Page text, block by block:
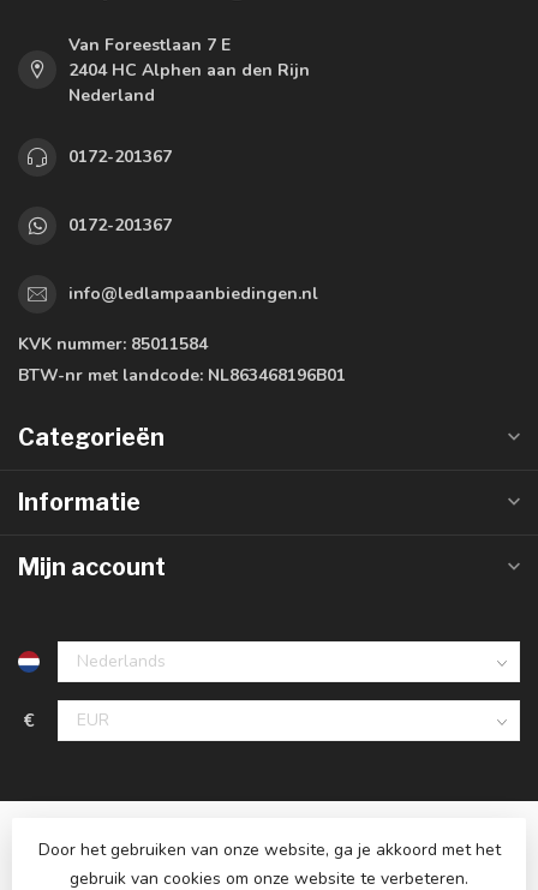
Van Foreestlaan 7 E
2404 HC Alphen aan den Rijn
Nederland
0172-201367
0172-201367
info@ledlampaanbiedingen.nl
KVK nummer: 85011584
BTW-nr met landcode: NL863468196B01
Categorieën
Informatie
Mijn account
€
Door het gebruiken van onze website, ga je akkoord met het
gebruik van cookies om onze website te verbeteren.